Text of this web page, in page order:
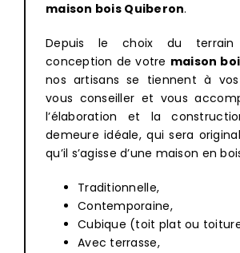
maison bois Quiberon.
Depuis le choix du terrain
conception de votre maison
nos artisans se tiennent à
vous conseiller et vous
l’élaboration et la
demeure idéale, qui sera
qu’il s’agisse d’une maison en
Traditionnelle,
Contemporaine,
Cubique (toit plat ou
Avec terrasse,